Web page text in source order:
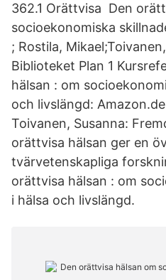
362.1 Orättvisa Den
socioekonomiska
; Rostila,
Biblioteket Plan 1
hälsan : om
och livslängd:
Toivanen, Susanna:
orättvisa hälsan ger en
tvärvetenskapliga
orättvisa hälsan : om
i hälsa och livslängd.